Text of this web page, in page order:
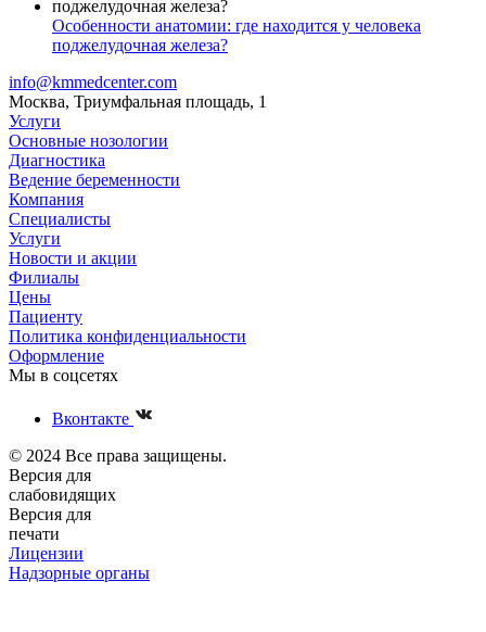
Особенности анатомии: где находится у человека
поджелудочная железа?
info@kmmedcenter.com
Москва, Триумфальная площадь, 1
Услуги
Основные нозологии
Диагностика
Ведение беременности
Компания
Специалисты
Услуги
Новости и акции
Филиалы
Цены
Пациенту
Политика конфиденциальности
Оформление
Мы в соцсетях
Вконтакте
© 2024 Все права защищены.
Версия для
слабовидящих
Версия для
печати
Лицензии
Надзорные органы